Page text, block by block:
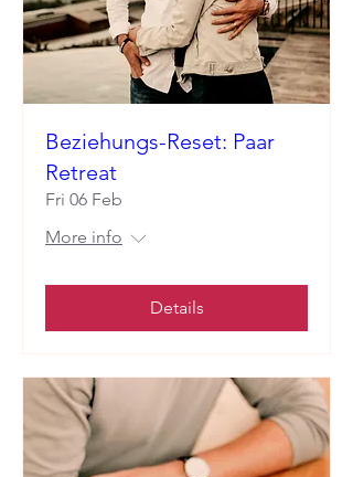
Beziehungs-Reset: Paar
Retreat
Fri 06 Feb
More info
Details